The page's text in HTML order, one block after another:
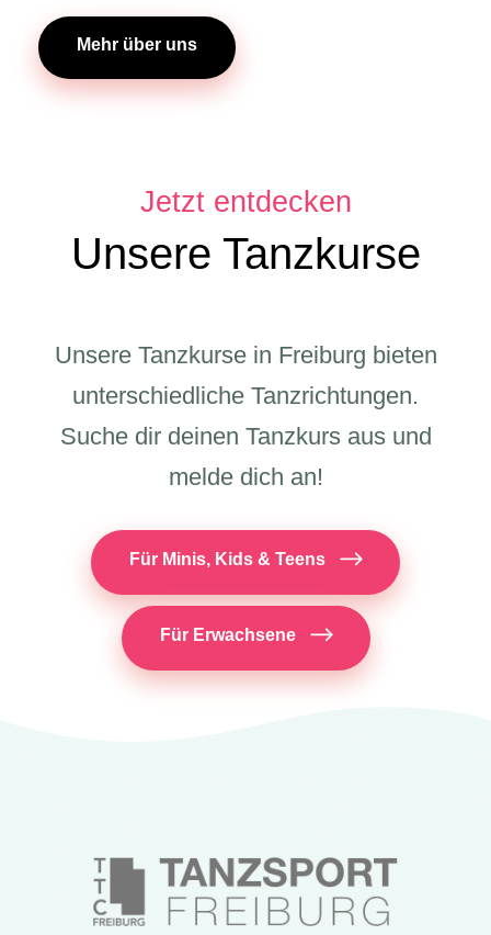
Mehr über uns
Jetzt entdecken
Unsere Tanzkurse
Unsere Tanzkurse in Freiburg bieten
unterschiedliche Tanzrichtungen.
Suche dir deinen Tanzkurs aus und
melde dich an!
Für Minis, Kids & Teens
Für Erwachsene